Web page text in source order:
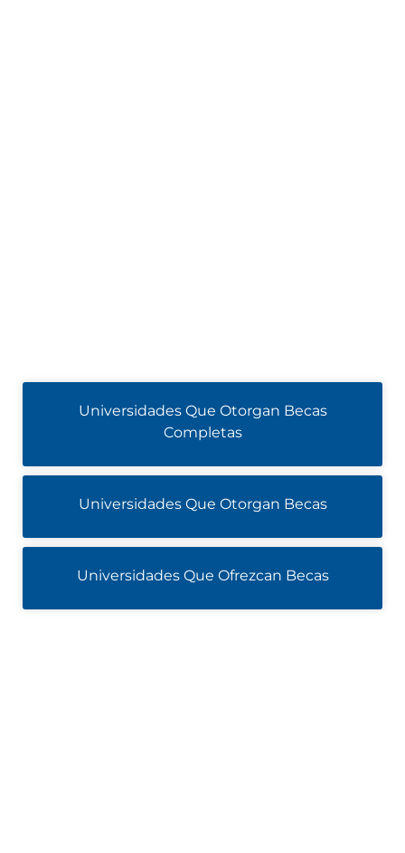
Universidades Que Otorgan Becas
Completas
Universidades Que Otorgan Becas
Universidades Que Ofrezcan Becas